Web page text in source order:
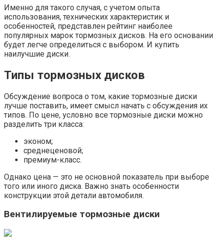
Именно для такого случая, с учетом опыта
использования, технических характеристик и
особенностей, представлен рейтинг наиболее
популярных марок тормозных дисков. На его основании
будет легче определиться с выбором. И купить
наилучшие диски.
Типы тормозных дисков
Обсуждение вопроса о том, какие тормозные диски
лучше поставить, имеет смысл начать с обсуждения их
типов. По цене, условно все тормозные диски можно
разделить три класса:
эконом;
среднеценовой;
премиум-класс.
Однако цена — это не основной показатель при выборе
того или иного диска. Важно знать особенности
конструкции этой детали автомобиля.
Вентилируемые тормозные диски